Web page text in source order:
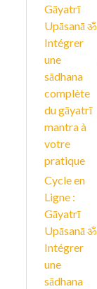
Gāyatrī
Upāsanā ॐ
Intégrer
une
sādhana
complète
du gāyatrī
mantra à
votre
pratique
Cycle en
Ligne :
Gāyatrī
Upāsanā ॐ
Intégrer
une
sādhana